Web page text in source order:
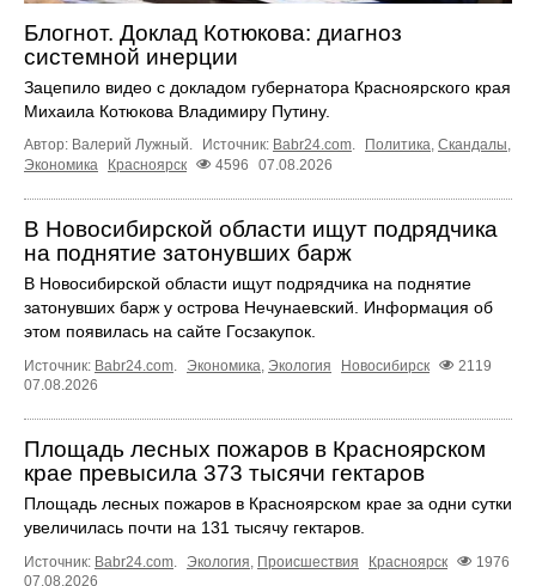
Блогнот. Доклад Котюкова: диагноз
системной инерции
Зацепило видео с докладом губернатора Красноярского края
Михаила Котюкова Владимиру Путину.
Автор: Валерий Лужный. Источник: Babr24.com Политика Скандалы
Экономика
Красноярск 4596 07.08.2026
В Новосибирской области ищут подрядчика
на поднятие затонувших барж
В Новосибирской области ищут подрядчика на поднятие
затонувших барж у острова Нечунаевский. Информация об
этом появилась на сайте Госзакупок.
Источник: Babr24.com Экономика Экология Новосибирск
2119
07.08.2026
Площадь лесных пожаров в Красноярском
крае превысила 373 тысячи гектаров
Площадь лесных пожаров в Красноярском крае за одни сутки
увеличилась почти на 131 тысячу гектаров.
Источник: Babr24.com. Экология, Происшествия Красноярск
1976
07.08.2026